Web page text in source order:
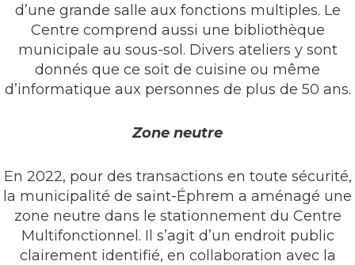
d’une grande salle aux fonctions multiples. Le
Centre comprend aussi une bibliothèque
municipale au sous-sol. Divers ateliers y sont
donnés que ce soit de cuisine ou même
d’informatique aux personnes de plus de 50 ans.
Zone neutre
En 2022, pour des transactions en toute sécurité,
la municipalité de saint-Éphrem a aménagé une
zone neutre dans le stationnement du Centre
Multifonctionnel. Il s’agit d’un endroit public
clairement identifié, en collaboration avec la